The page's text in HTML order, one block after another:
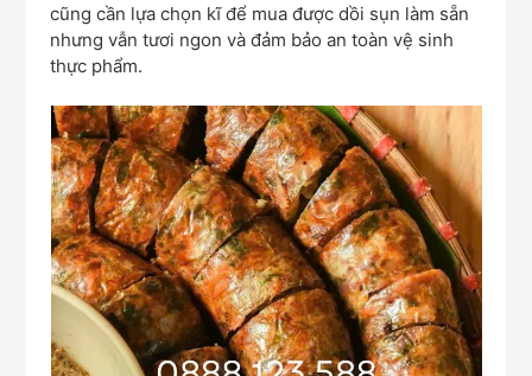
cũng cần lựa chọn kĩ để mua được dồi sụn làm sẵn
nhưng vẫn tươi ngon và đảm bảo an toàn vệ sinh
thực phẩm.